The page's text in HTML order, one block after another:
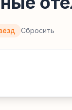
Сбросить